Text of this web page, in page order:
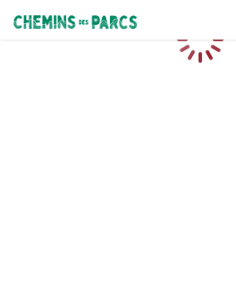
Chemins des Parcs